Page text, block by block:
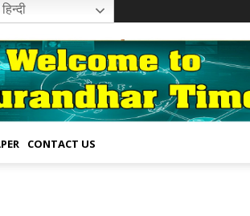
हिन्दी
CONTACT US